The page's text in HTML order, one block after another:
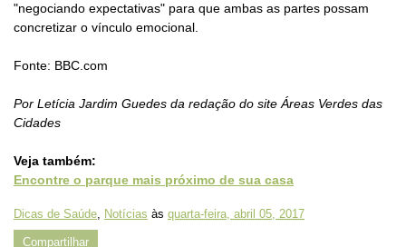
"negociando expectativas" para que ambas as partes possam
concretizar o vínculo emocional.
Fonte: BBC.com
Por Letícia Jardim Guedes da redação do site Áreas Verdes das
Cidades
Veja também:
Encontre o parque mais próximo de sua casa
Dicas de Saúde, Notícias às quarta-feira, abril 05, 2017
Compartilhar